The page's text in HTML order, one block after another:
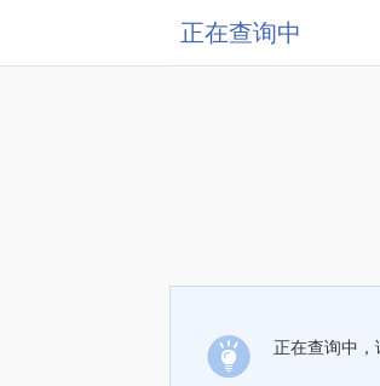
正在查询中
正在查询中，